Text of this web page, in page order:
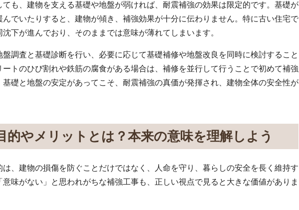
ても、建物を支える基礎や地盤が弱ければ、耐震補強の効果は限定的です。基礎が
でいたりすると、建物が傾き、補強効果が十分に伝わりません。特に古い住宅で
下が進んでおり、そのままでは意味が薄れてしまいます。
調査と基礎診断を行い、必要に応じて基礎補修や地盤改良を同時に検討すること
ートのひび割れや鉄筋の腐食がある場合は、補修を並行して行うことで初めて補強
基礎と地盤の安定があってこそ、耐震補強の真価が発揮され、建物全体の安全性が
的やメリットとは？本来の意味を理解しよう
、建物の損傷を防ぐことだけではなく、人命を守り、暮らしの安全を長く維持す
意味がない」と思われがちな補強工事も、正しい視点で見ると大きな価値がありま